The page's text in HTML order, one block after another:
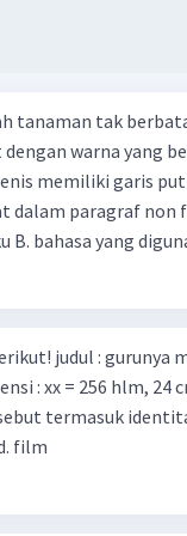
perlu segera
kesehatan dunia
diri dan
yang mulai
bagi kesehatan
tanaman tak
warna yang
memiliki garis
paragraf non fiksi
B. bahasa yang
chatif penerbit :
film